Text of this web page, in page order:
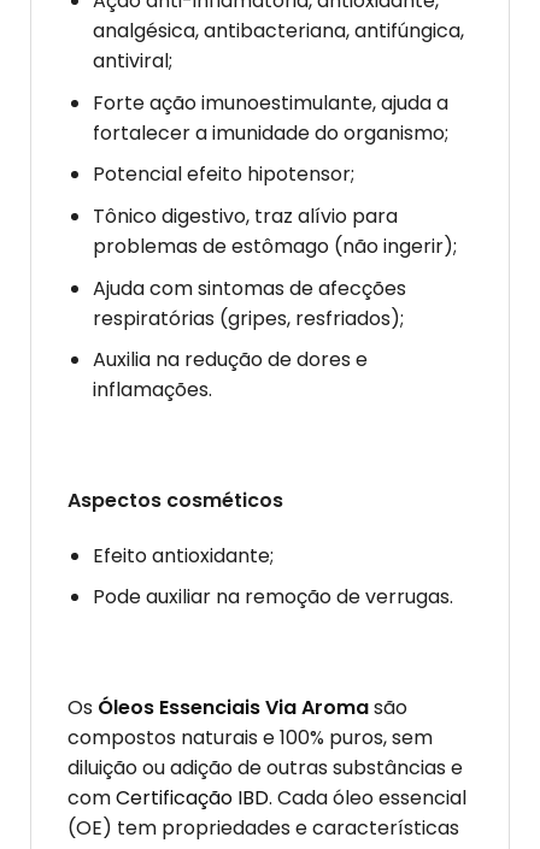
analgésica, antibacteriana, antifúngica,
antiviral;
Forte ação imunoestimulante, ajuda a
fortalecer a imunidade do organismo;
Potencial efeito hipotensor;
Tônico digestivo, traz alívio para
problemas de estômago (não ingerir);
Ajuda com sintomas de afecções
respiratórias (gripes, resfriados);
Auxilia na redução de dores e
inflamações.
Aspectos cosméticos
Efeito antioxidante;
Pode auxiliar na remoção de verrugas.
Os Óleos Essenciais Via Aromasão
compostos naturais e 100% puros, sem
diluição ou adição de outras substâncias e
comCertificação IBD. Cada óleo essencial
(OE) tem propriedades e características